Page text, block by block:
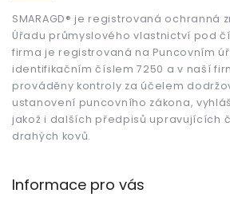
SMARAGD® je registrovaná ochranná
Úřadu průmyslového vlastnictví pod
firma je registrovaná na Puncovním
identifikačním číslem 7250 a v naší
prováděny kontroly za účelem
ustanovení puncovního zákona,
jakož i dalších předpisů upravujících
drahých kovů.
Informace pro vás